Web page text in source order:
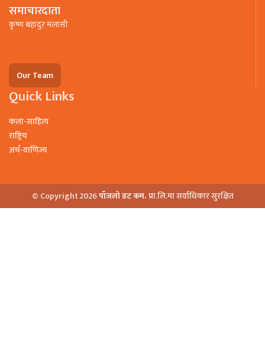
समाचारदाता
कृष्ण बहादुर मलासी
Our Team
Quick Links
कला-साहित्य
राष्ट्रिय
अर्थ-वाणिज्य
© Copyright 2026पाँजलो डट कम.प्रा.लि.मा सर्वाधिकार सुरक्षित